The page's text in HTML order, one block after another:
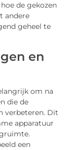
de gekozen
andere
geheel te
en
om na
die de
verbeteren. Dit
apparatuur
een